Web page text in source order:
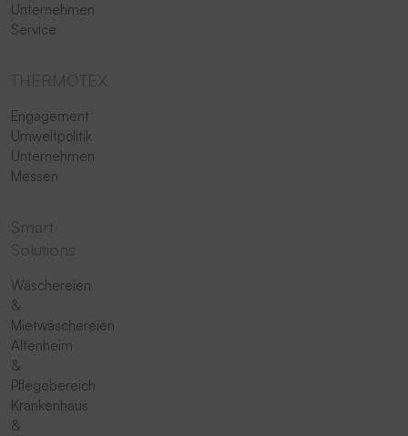
Unternehmen
Service
Engagement
Umweltpolitik
Unternehmen
Messen
Wäschereien
&
Mietwäschereien
Altenheim
&
Pflegebereich
Krankenhaus
&